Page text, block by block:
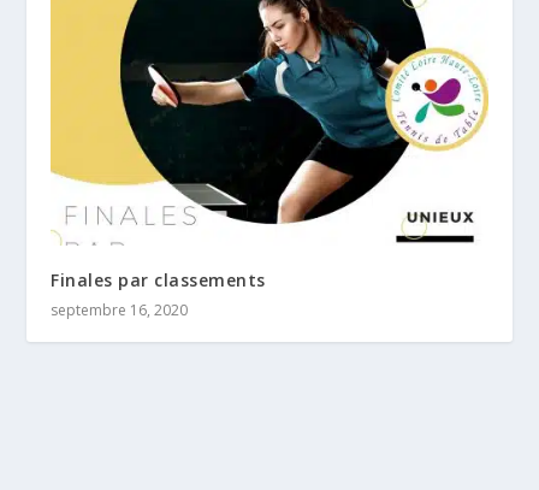
Finales par classements
septembre 16, 2020